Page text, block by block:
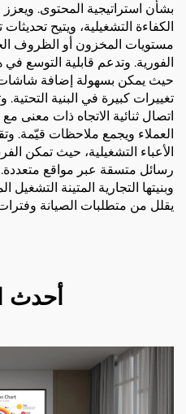
بشأن استراتيجية المحتوى. ويعزز
الكفاءة التشغيلية، ويتيح
مستويات المخزون أو الظروف
الفورية. وتدعم قابلية التوسع في
حيث يمكن بسهولة إضافة شاشات
تغييرات كبيرة في البنية
اتصال ثنائية الاتجاه ذات معنى
العملاء ويجمع ملاحظات قيّمة.
الأعباء التشغيلية، حيث تمكن
رسائل متسقة عبر مواقع متعددة.
وبنيتها التجارية المتينة
يقلل من متطلبات الصيانة
أحدث